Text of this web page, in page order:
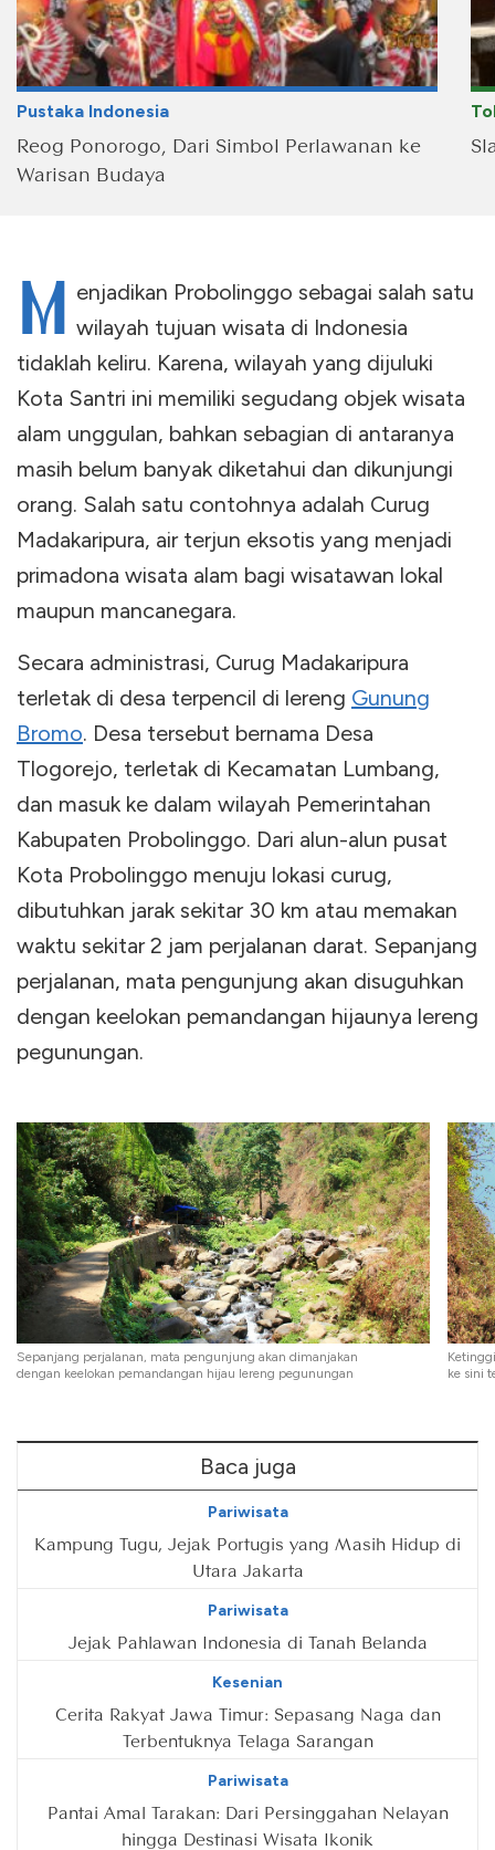
Pustaka Indonesia
Reog Ponorogo, Dari Simbol Perlawanan ke
Warisan Budaya
M
enjadikan Probolinggo sebagai salah satu
wilayah tujuan wisata di Indonesia
tidaklah keliru. Karena, wilayah yang dijuluki
Kota Santri ini memiliki segudang objek wisata
alam unggulan, bahkan sebagian di antaranya
masih belum banyak diketahui dan dikunjungi
orang. Salah satu contohnya adalah Curug
Madakaripura, air terjun eksotis yang menjadi
primadona wisata alam bagi wisatawan lokal
maupun mancanegara.
Secara administrasi, Curug Madakaripura
terletak di desa terpencil di lereng Gunung
Bromo. Desa tersebut bernama Desa
Tlogorejo, terletak di Kecamatan Lumbang,
dan masuk ke dalam wilayah Pemerintahan
Kabupaten Probolinggo. Dari alun-alun pusat
Kota Probolinggo menuju lokasi curug,
dibutuhkan jarak sekitar 30 km atau memakan
waktu sekitar 2 jam perjalanan darat. Sepanjang
perjalanan, mata pengunjung akan disuguhkan
dengan keelokan pemandangan hijaunya lereng
pegunungan.
Sepanjang perjalanan, mata pengunjung akan dimanjakan
dengan keelokan pemandangan hijau lereng pegunungan
ke sini
Baca juga
Pariwisata
Kampung Tugu, Jejak Portugis yang Masih Hidup di
Utara Jakarta
Pariwisata
Jejak Pahlawan Indonesia di Tanah Belanda
Kesenian
Cerita Rakyat Jawa Timur: Sepasang Naga dan
Terbentuknya Telaga Sarangan
Pariwisata
Pantai Amal Tarakan: Dari Persinggahan Nelayan
hingga Destinasi Wisata Ikonik